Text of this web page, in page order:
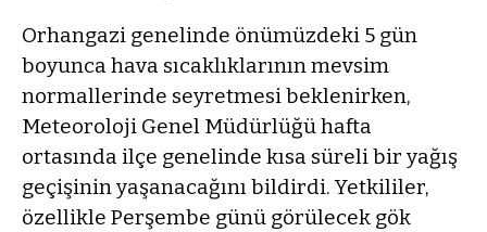
Orhangazi genelinde önümüzdeki 5 gün
boyunca hava sıcaklıklarının mevsim
normallerinde seyretmesi beklenirken,
Meteoroloji Genel Müdürlüğü hafta
ortasında ilçe genelinde kısa süreli bir yağış
geçişinin yaşanacağını bildirdi. Yetkililer,
özellikle Perşembe günü görülecek gök